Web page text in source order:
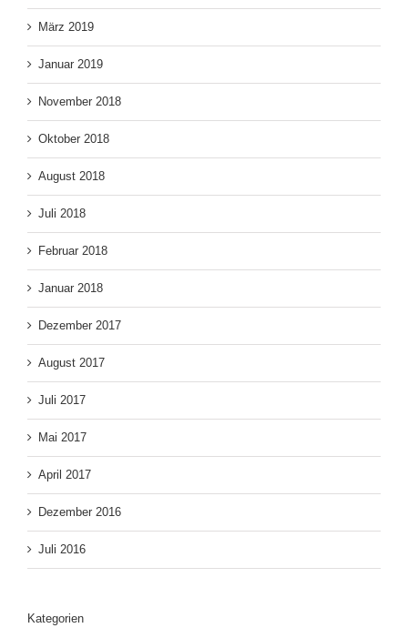
März 2019
Januar 2019
November 2018
Oktober 2018
August 2018
Juli 2018
Februar 2018
Januar 2018
Dezember 2017
August 2017
Juli 2017
Mai 2017
April 2017
Dezember 2016
Juli 2016
Kategorien